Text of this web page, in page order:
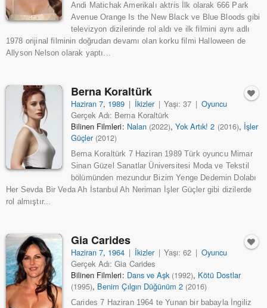
Andi Matichak Amerikalı aktris İlk olarak 666 Park
Avenue Orange Is the New Black ve Blue Bloods gibi
televizyon dizilerinde rol aldı ve ilk filmini aynı adlı
1978 orijinal filminin doğrudan devamı olan korku filmi Halloween de
Allyson Nelson olarak yaptı...
Berna Koraltürk
Haziran 7, 1989 | İkizler | Yaşı: 37 | Oyuncu
Gerçek Adı: Berna Koraltürk
Bilinen Filmleri: Nalan (2022),Yok Artık! 2 (2016), İşler
Güçler (2012)
Berna Koraltürk 7 Haziran 1989 Türk oyuncu Mimar
Sinan Güzel Sanatlar Üniversitesi Moda ve Tekstil
bölümünden mezundur Bizim Yenge Dedemin Dolabı
Her Sevda Bir Veda Ah İstanbul Ah Neriman İşler Güçler gibi dizilerde
rol almıştır...
Gia Carides
Haziran 7, 1964 | İkizler | Yaşı: 62 | Oyuncu
Gerçek Adı: Gia Carides
Bilinen Filmleri: Dans ve Aşk (1992), Kötü Dostlar
(1995), Benim Çılgın Düğünüm 2 (2016)
Carides 7 Haziran 1964 te Yunan bir babayla İngiliz